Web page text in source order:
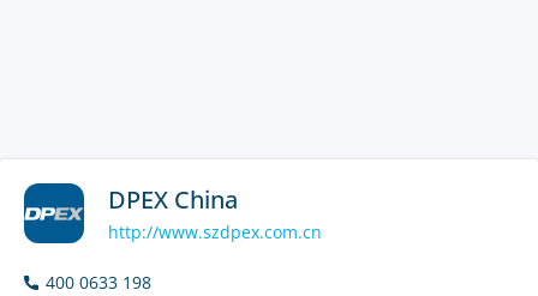
DPEX China
http://www.szdpex.com.cn
400 0633 198